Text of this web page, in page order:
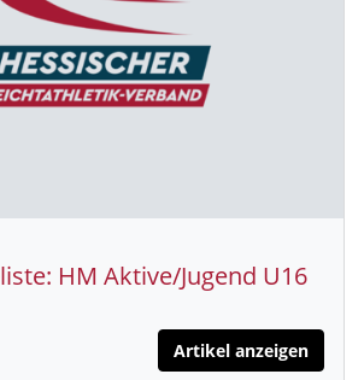
HM Aktive/Jugend U16
Artikel anzeigen